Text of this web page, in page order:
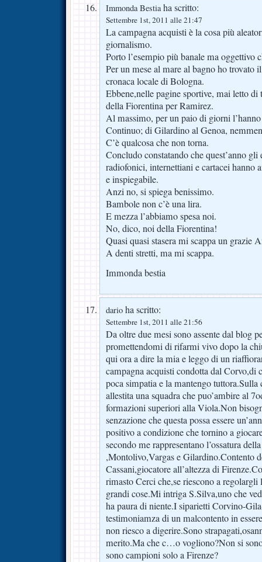
Immonda Bestiaha scritto:
Settembre 1st, 2011 alle 21:47
La campagna acquisti è la cosa più
giornalismo.
Porto l’esempio più banale ma oggettivo
Per un mese al mare al bagno ho trovato
cronaca locale di Bologna.
Ebbene,nelle pagine sportive, mai letto di
della Fiorentina per Ramirez.
Al massimo, per un paio di giorni
Continuo; di Gilardino al Genoa,
C’è qualcosa che non torna.
Concludo constatando che quest’anno
radiofonici, internettiani e cartacei hanno
e inspiegabile.
Anzi no, si spiega benissimo.
Bambole non c’è una lira.
E mezza l’abbiamo spesa noi.
No, dico, noi della Fiorentina!
Quasi quasi stasera mi scappa un grazie
A denti stretti, ma mi scappa.
Immonda bestia
dario ha scritto:
Settembre 1st, 2011 alle 21:56
Da oltre due mesi sono assente dal blog
promettendomi di rifarmi vivo dopo la
qui ora a dire la mia e leggo di un
campagna acquisti condotta dal Corvo,di
poca simpatia e la mantengo tuttora.Sulla
allestita una squadra che puo’ambire al
formazioni superiori alla Viola.Non
senzazione che questa possa essere
positivo a condizione che tornino a
secondo me rappresentano l’ossatura
,Montolivo,Vargas e Gilardino.Contento
Cassani,giocatore all’altezza di
rimasto Cerci che,se riescono a regolargli
grandi cose.Mi intriga S.Silva,uno che
ha paura di niente.I siparietti Corvino-
testimoniamza di un malcontento in
non riesco a digerire.Sono
merito.Ma che c…o vogliono?Non si
sono campioni solo a Firenze?